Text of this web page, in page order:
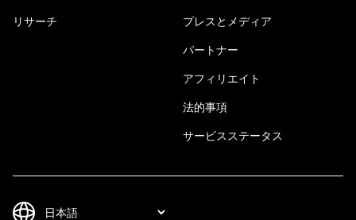
リサーチ プレスとメディア
パートナー
アフィリエイト
法的事項
サービスステータス